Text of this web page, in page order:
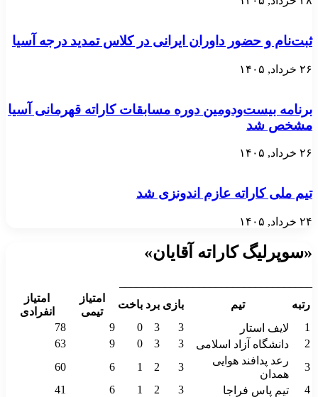
ثبت‌نام و حضور داوران ایرانی در کلاس تمدید درجه آسیا
۲۶ خرداد, ۱۴۰۵
برنامه بیست‌ودومین دوره مسابقات کاراته قهرمانی آسیا
مشخص شد
۲۶ خرداد, ۱۴۰۵
تیم ملی کاراته عازم اندونزی شد
۲۴ خرداد, ۱۴۰۵
«سوپرلیگ کاراته آقایان»
رتبه
تیم بازی برد باخت
امتیاز
تیمی
امتیاز
انفرادی
1
لایف استار 3
3
0
9
78
2
دانشگاه آزاد اسلامی 3
3
0
9
63
3
رعد پدافند هوایی
همدان
3
2
1
6
60
4
تیم پاس فراجا 3
2
1
6
41